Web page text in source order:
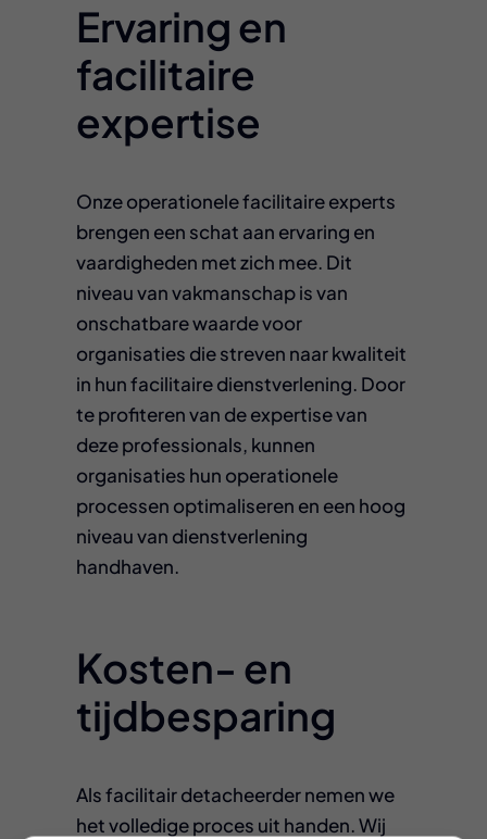
Ervaring en
facilitaire
expertise
Onze operationele facilitaire experts
brengen een schat aan ervaring en
vaardigheden met zich mee. Dit
niveau van vakmanschap is van
onschatbare waarde voor
organisaties die streven naar kwaliteit
in hun facilitaire dienstverlening. Door
te profiteren van de expertise van
deze professionals, kunnen
organisaties hun operationele
processen optimaliseren en een hoog
niveau van dienstverlening
handhaven.
Kosten- en
tijdbesparing
Als facilitair detacheerder nemen we
het volledige proces uit handen. Wij